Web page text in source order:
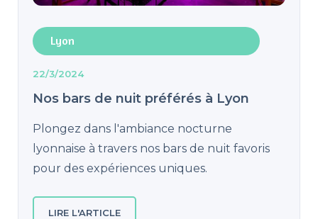
Lyon
22/3/2024
Nos bars de nuit préférés à Lyon
Plongez dans l'ambiance nocturne
lyonnaise à travers nos bars de nuit favoris
pour des expériences uniques.
LIRE L'ARTICLE